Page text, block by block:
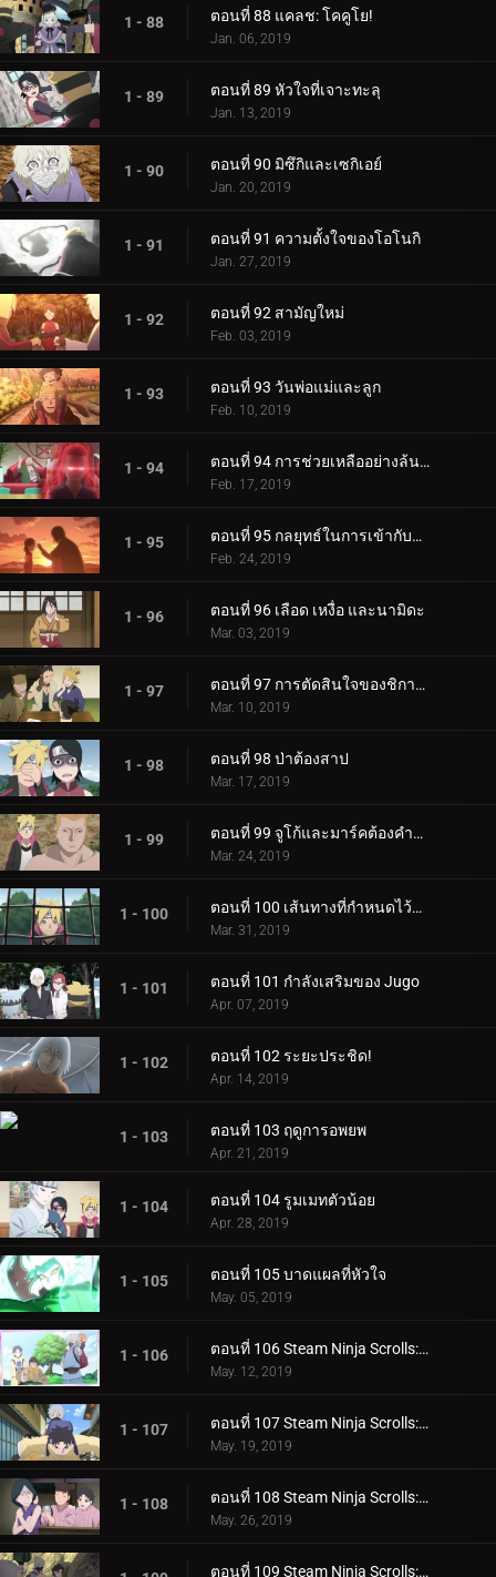
1 - 88 ตอนที่ 88 แคลช: โคคูโย!
Jan. 06, 2019
1 - 89 ตอนที่ 89 หัวใจที่เจาะทะลุ
Jan. 13, 2019
1 - 90 ตอนที่ 90 มิซึกิและเซกิเอย์
Jan. 20, 2019
1 - 91 ตอนที่ 91 ความตั้งใจของโอโนกิ
Jan. 27, 2019
1 - 92 ตอนที่ 92 สามัญใหม่
Feb. 03, 2019
1 - 93 ตอนที่ 93 วันพ่อแม่และลูก
Feb. 10, 2019
1 - 94 ตอนที่ 94 การช่วยเหลืออย่างล้นหลาม! แข่งกิน!
Feb. 17, 2019
1 - 95 ตอนที่ 95 กลยุทธ์ในการเข้ากับลูกสาวของคุณ
Feb. 24, 2019
1 - 96 ตอนที่ 96 เลือด เหงื่อ และนามิดะ
Mar. 03, 2019
1 - 97 ตอนที่ 97 การตัดสินใจของชิกาได
Mar. 10, 2019
1 - 98 ตอนที่ 98 ป่าต้องสาป
Mar. 17, 2019
1 - 99 ตอนที่ 99 จูโก้และมาร์คต้องคำสาป
Mar. 24, 2019
1 - 100 ตอนที่ 100 เส้นทางที่กำหนดไว้ล่วงหน้า
Mar. 31, 2019
1 - 101 ตอนที่ 101 กำลังเสริมของ Jugo
Apr. 07, 2019
1 - 102 ตอนที่ 102 ระยะประชิด!
Apr. 14, 2019
1 - 103 ตอนที่ 103 ฤดูการอพยพ
Apr. 21, 2019
1 - 104 ตอนที่ 104 รูมเมทตัวน้อย
Apr. 28, 2019
1 - 105 ตอนที่ 105 บาดแผลที่หัวใจ
May. 05, 2019
1 - 106 ตอนที่ 106 Steam Ninja Scrolls: ภารกิจระดับ S!
May. 12, 2019
1 - 107 ตอนที่ 107 Steam Ninja Scrolls: สงครามสุนัขและแมว!
May. 19, 2019
1 - 108 ตอนที่ 108 Steam Ninja Scrolls: โรงแรมผีสิง!
May. 26, 2019
ตอนที่ 109 Steam Ninja Scrolls: มันฝรั่งแผ่นทอดและก้อนหินยักษ์!